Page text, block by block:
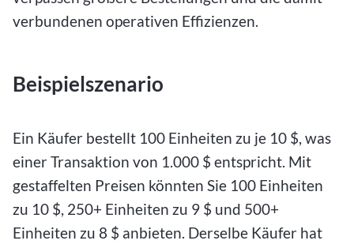
verbundenen operativen Effizienzen.
Beispielszenario
Ein Käufer bestellt 100 Einheiten zu je 10 $, was
einer Transaktion von 1.000 $ entspricht. Mit
gestaffelten Preisen könnten Sie 100 Einheiten
zu 10 $, 250+ Einheiten zu 9 $ und 500+
Einheiten zu 8 $ anbieten. Derselbe Käufer hat